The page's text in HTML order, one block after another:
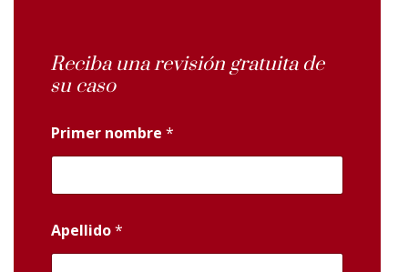
Reciba una revisión gratuita de
su caso
Primer nombre *
Apellido*